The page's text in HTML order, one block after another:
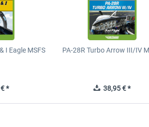
I Eagle MSFS
*
PA-28R Turbo Arrow III/IV
38,95 € *